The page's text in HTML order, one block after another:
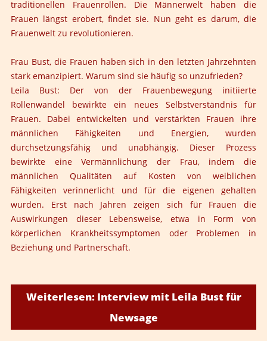
traditionellen Frauenrollen. Die Männerwelt haben die
Frauen längst erobert, findet sie. Nun geht es darum, die
Frauenwelt zu revolutionieren.
Frau Bust, die Frauen haben sich in den letzten Jahrzehnten
stark emanzipiert. Warum sind sie häufig so unzufrieden?
Leila Bust: Der von der Frauenbewegung initiierte
Rollenwandel bewirkte ein neues Selbstverständnis für
Frauen. Dabei entwickelten und verstärkten Frauen ihre
männlichen Fähigkeiten und Energien, wurden
durchsetzungsfähig und unabhängig. Dieser Prozess
bewirkte eine Vermännlichung der Frau, indem die
männlichen Qualitäten auf Kosten von weiblichen
Fähigkeiten verinnerlicht und für die eigenen gehalten
wurden. Erst nach Jahren zeigen sich für Frauen die
Auswirkungen dieser Lebensweise, etwa in Form von
körperlichen Krankheitssymptomen oder Problemen in
Beziehung und Partnerschaft.
Weiterlesen: Interview mit Leila Bust für
Newsage